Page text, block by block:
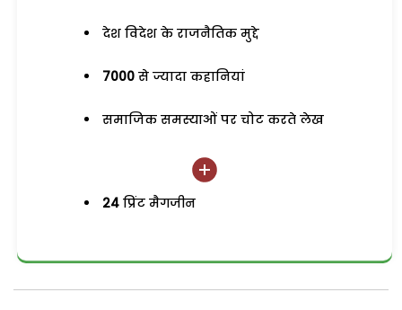
देश विदेश के राजनैतिक मुद्दे
7000 से ज्यादा कहानियां
समाजिक समस्याओं पर चोट करते लेख
24 प्रिंट मैगजीन